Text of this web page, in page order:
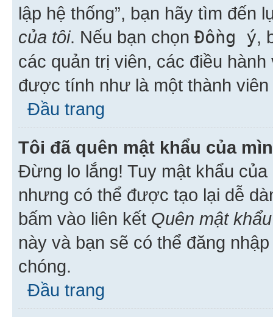
lập hệ thống”, bạn hãy tìm đến
của tôi. Nếu bạn chọn Đồng ý,
các quản trị viên, các điều
được tính như là một thành viên
Đầu trang
Tôi đã quên mật khẩu của
Đừng lo lắng! Tuy mật khẩu
nhưng có thể được tạo lại dễ
bấm vào liên kết Quên mật khẩu
này và bạn sẽ có thể đăng
chóng.
Đầu trang